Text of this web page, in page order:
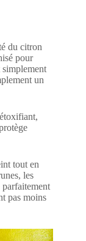
du citron
pour
un
tout en
les
pas moins